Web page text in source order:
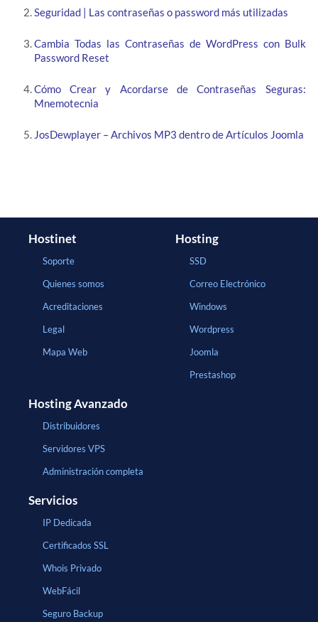
Seguridad | Las contraseñas o password más utilizadas
Cambia Todas las Contraseñas de WordPress con Bulk
Password Reset
Cómo Crear y Acordarse de Contraseñas Seguras:
Mnemotecnia
JosDewplayer – Archivos MP3 dentro de Artículos Joomla
Hostinet
Soporte
Quienes somos
Acreditaciones
Legal
Mapa Web
Hosting
SSD
Correo Electrónico
Windows
Wordpress
Joomla
Prestashop
Hosting Avanzado
Distribuidores
Servidores VPS
Administración completa
Servicios
IP Dedicada
Certificados SSL
Whois Privado
WebFácil
Seguro Backup